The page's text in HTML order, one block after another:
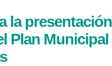
la
Plan